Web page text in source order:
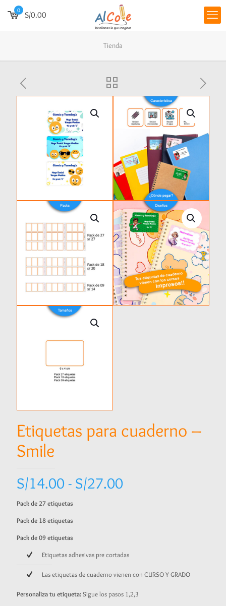
0 S/0.00
Tienda
Etiquetas para cuaderno –
Smile
S/14.00- S/27.00Rango
hasta
S/27.00
Pack de 27 etiquetas
Pack de 18 etiquetas
Pack de 09 etiquetas
Etiquetas adhesivas pre cortadas
Las etiquetas de cuaderno vienen con CURSO Y GRADO
Personaliza tu etiqueta:Sigue los pasos 1,2,3